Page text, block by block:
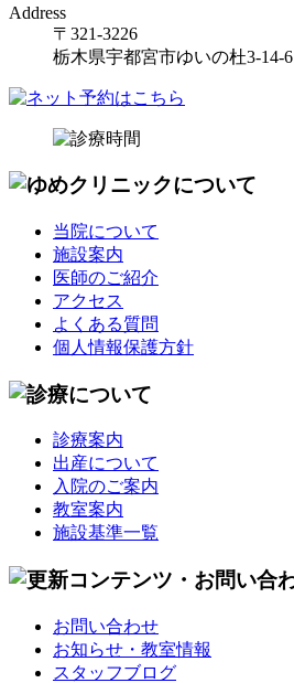
Address
〒321-3226
栃木県宇都宮市ゆいの杜3-14-6
当院について
施設案内
医師のご紹介
アクセス
よくある質問
個人情報保護方針
診療案内
出産について
入院のご案内
教室案内
施設基準一覧
お問い合わせ
お知らせ・教室情報
スタッフブログ